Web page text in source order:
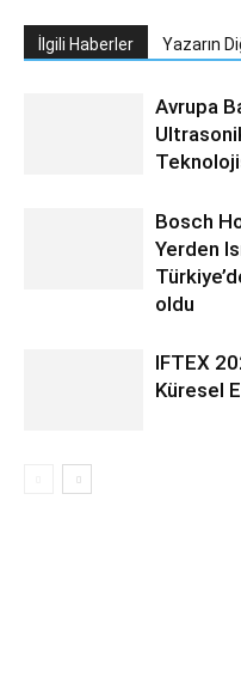
İlgili Haberler Yazarın
Avrupa
Bosch
Yerden
oldu
IFTEX
Küresel